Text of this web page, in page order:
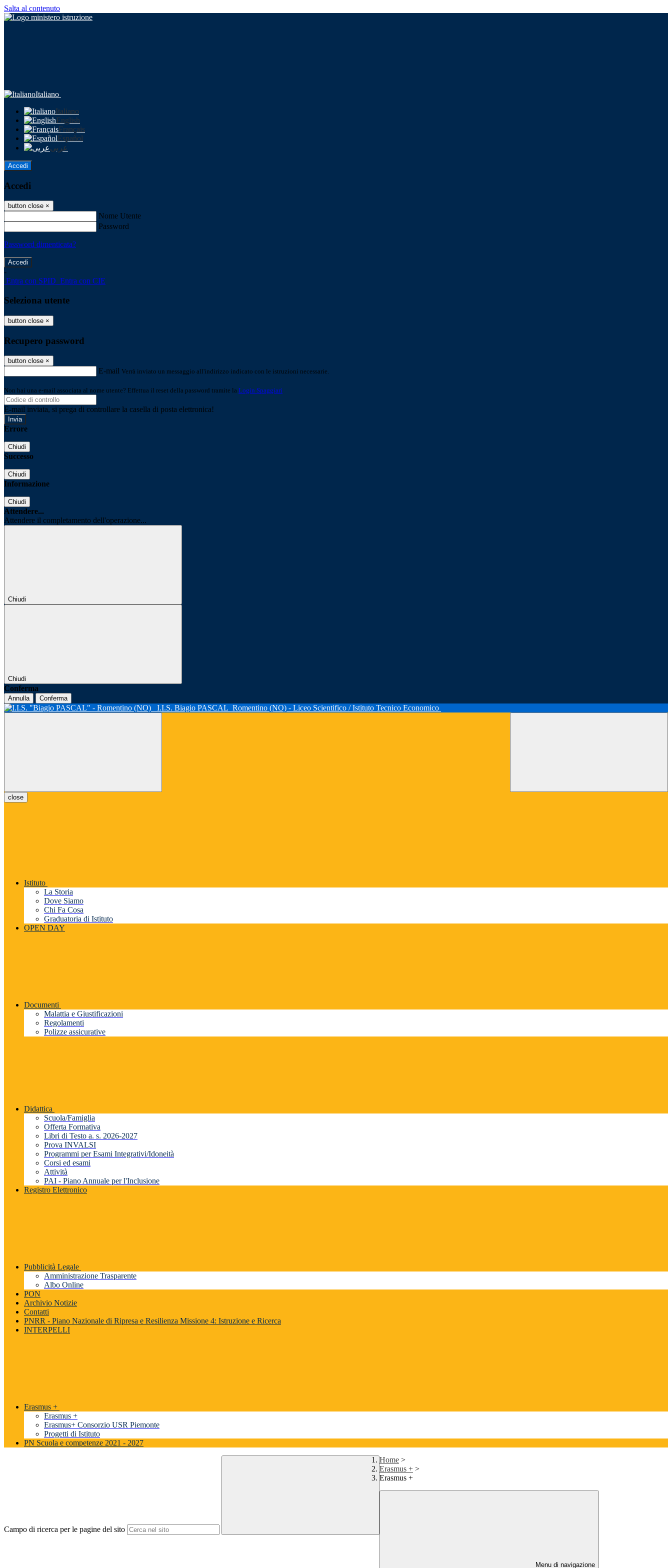
Salta al contenuto
Italiano
Italiano
English
Français
Español
عربى
Accedi
Accedi
button close ×
Nome Utente
Password
Password dimenticata?
-
Entra con SPID Entra con CIE
Seleziona utente
button close ×
Recupero password
button close ×
E-mail Verrà inviato un messaggio all'indirizzo indicato con le istruzioni necessarie.
Non hai una e-mail associata al nome utente? Effettua il reset della password tramite la Login Spaggiari
E-mail inviata, si prega di controllare la casella di posta elettronica!
Errore
Chiudi
Successo
Chiudi
Informazione
Chiudi
Attendere...
Attendere il completamento dell'operazione...
Chiudi
Chiudi
Conferma
Annulla Conferma
I.I.S. Biagio PASCAL Romentino (NO) - Liceo Scientifico / Istituto Tecnico Economico
close
Istituto
La Storia
Dove Siamo
Chi Fa Cosa
Graduatoria di Istituto
OPEN DAY
Documenti
Malattia e Giustificazioni
Regolamenti
Polizze assicurative
Didattica
Scuola/Famiglia
Offerta Formativa
Libri di Testo a. s. 2026-2027
Prova INVALSI
Programmi per Esami Integrativi/Idoneità
Corsi ed esami
Attività
PAI - Piano Annuale per l'Inclusione
Registro Elettronico
Pubblicità Legale
Amministrazione Trasparente
Albo Online
PON
Archivio Notizie
Contatti
PNRR - Piano Nazionale di Ripresa e Resilienza Missione 4: Istruzione e Ricerca
INTERPELLI
Erasmus +
Erasmus +
Erasmus+ Consorzio USR Piemonte
Progetti di Istituto
PN Scuola e competenze 2021 - 2027
Campo di ricerca per le pagine del sito
Home >
Erasmus + >
Erasmus +
Menu di navigazione